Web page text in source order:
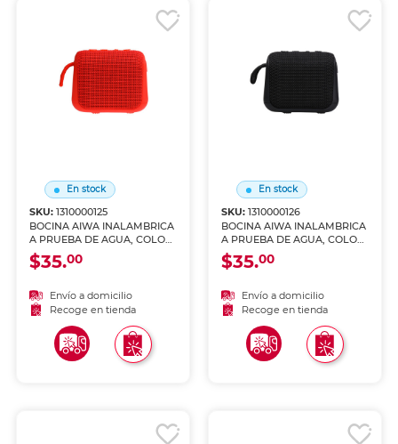
En stock
SKU:1310000125
BOCINA AIWA INALAMBRICA
A PRUEBA DE AGUA, COLOR
ROJO AWKF3R
$35.00
Envío a domicilio
Recoge en tienda
En stock
SKU: 1310000126
BOCINA AIWA INALAMBRICA
A PRUEBA DE AGUA, COLOR
NEGRO AWKF3B
$35.00
Envío a domicilio
Recoge en tienda